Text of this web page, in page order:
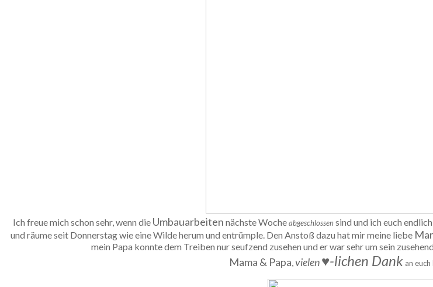
Ich freue mich schon sehr, wenn die Umbauarbeiten nächste Wocheabgeschlossensind und ich euch
und räume seit Donnerstag wie eine Wilde herum und entrümple. Den Anstoß dazu hat mir meine liebe
mein Papa konnte dem Treiben nur seufzend zusehen und er war sehr um sein
Mama & Papa,vielen♥-lichen Dank an